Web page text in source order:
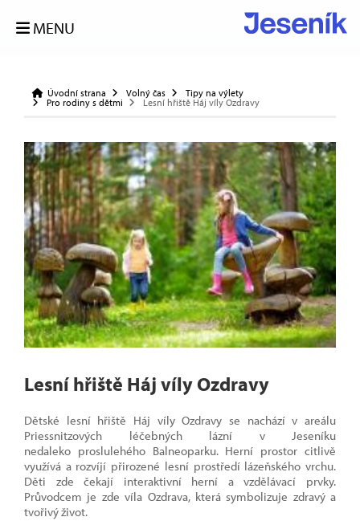
MENU
Úvodní strana Volný čas
Tipy na výlety
Pro rodiny s dětmi
Lesní hřiště Háj víly Ozdravy
Lesní hřiště Háj víly Ozdravy
Dětské lesní hřiště Háj víly Ozdravy se nachází v areálu
Priessnitzových léčebných lázní v Jeseníku
nedaleko proslulehého Balneoparku. Herní prostor citlivě
využívá a rozvíjí přirozené lesní prostředí lázeňského vrchu.
Děti zde čekají interaktivní herní a vzdělávací prvky.
Průvodcem je zde víla Ozdrava, která symbolizuje zdravý a
tvořivý život.